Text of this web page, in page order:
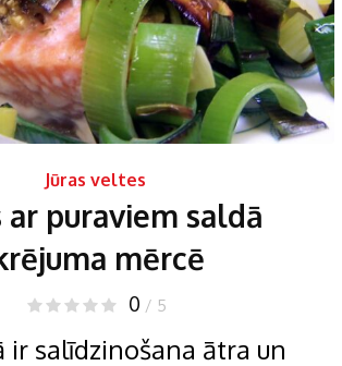
Jūras veltes
ar puraviem saldā
mērcē
0 / 5
ir salīdzinošana ātra un